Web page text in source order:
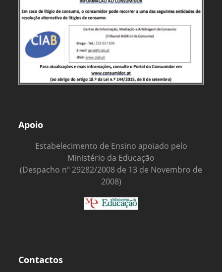
Apoio
Estabelecimento de Ensino apoiado pelo
Ministério da Educação
(Despacho nº 29282/2008 de 13 de Novembro de
2008)
Contactos